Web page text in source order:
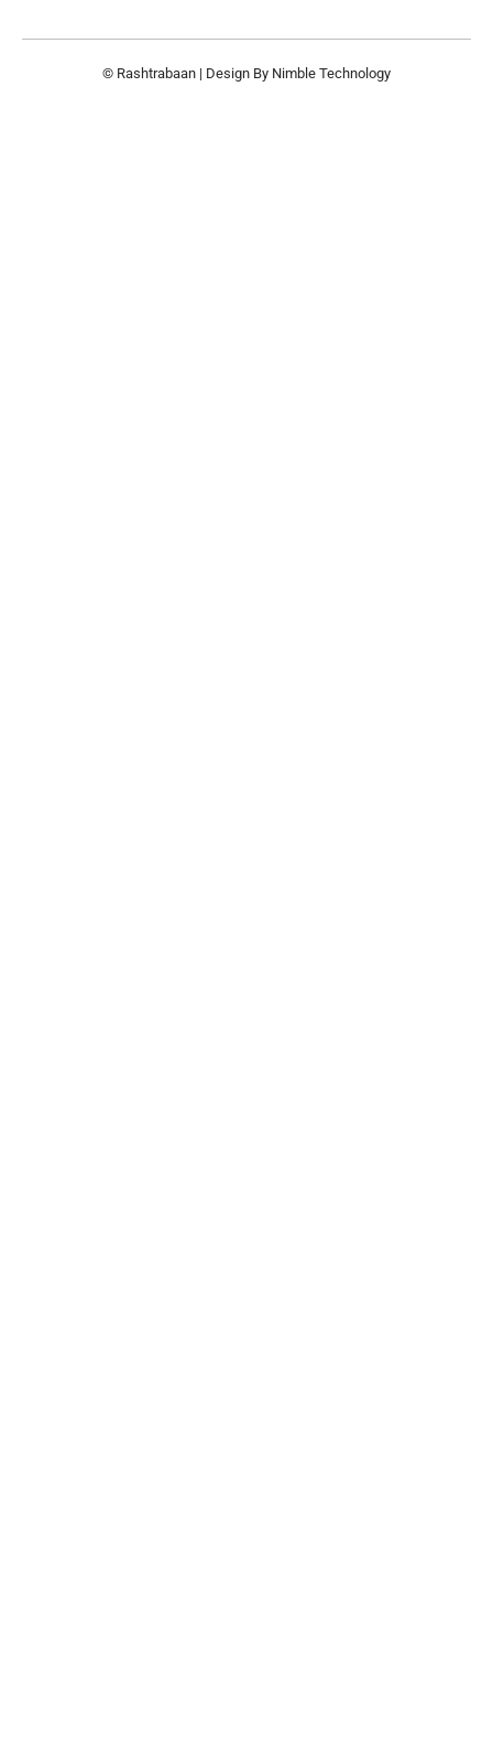
© Rashtrabaan | Design By Nimble Technology